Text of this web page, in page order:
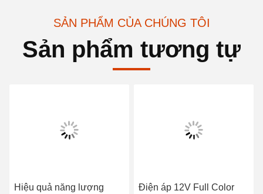
SẢN PHẨM CỦA CHÚNG TÔI
Sản phẩm tương tự
Hiệu quả năng lượng
Điện áp 12V Full Color